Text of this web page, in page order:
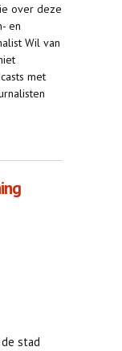
over deze
en
Wil van
met
stad